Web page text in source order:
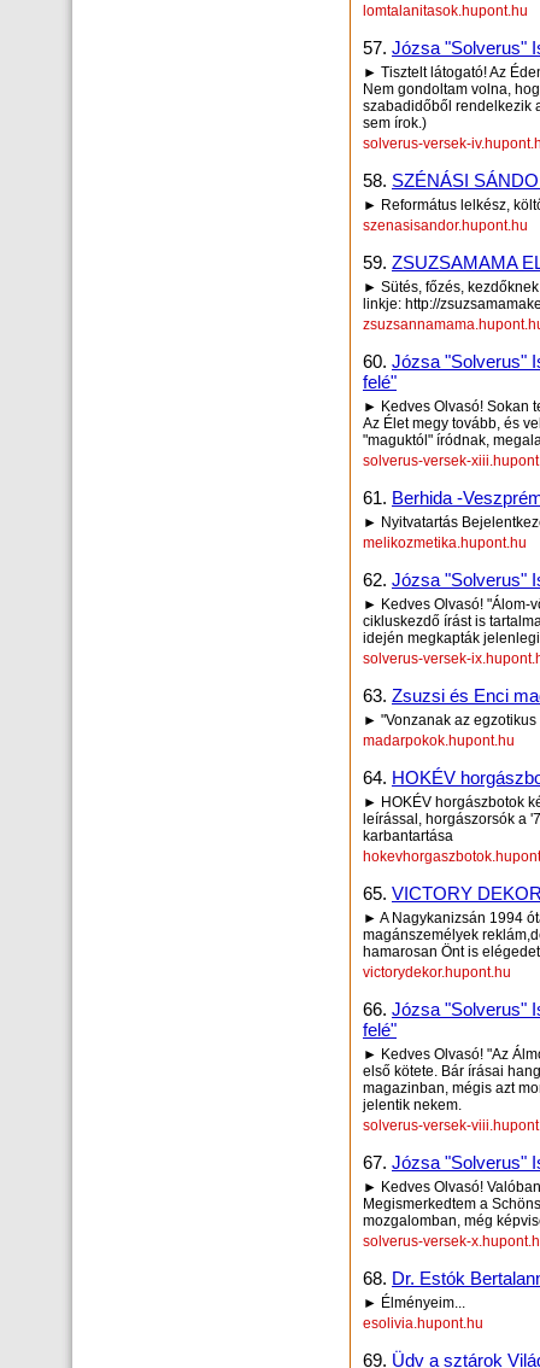
lomtalanitasok.hupont.hu
57. Józsa "Solverus"
► Tisztelt látogató! Az
Nem gondoltam volna,
szabadidőből rendelkezik
sem írok.)
solverus-versek-
58. SZÉNÁSI
► Református lelkész,
szenasisandor.hupont.hu
59. ZSUZSAMAMA
► Sütés, főzés,
linkje: http://
60. Józsa "Solverus"
felé"
► Kedves Olvasó! Sokan
Az Élet megy tovább, és
"maguktól" íródnak,
solverus-versek-
61. Berhida -
► Nyitvatartás
melikozmetika.hupont.hu
62. Józsa "Solverus"
► Kedves Olvasó! "Álom-
cikluskezdő írást is
idején megkapták
solverus-versek-
63. Zsuzsi és Enci
► "Vonzanak az
madarpokok.hupont.hu
64. HOKÉV
► HOKÉV horgászbotok
leírással, horgászorsók a
karbantartása
65. VICTORY
► A Nagykanizsán 1994
magánszemélyek
hamarosan Önt is
victorydekor.hupont.hu
66. Józsa "Solverus"
felé"
► Kedves Olvasó! "Az
első kötete. Bár írásai
magazinban, mégis azt
jelentik nekem.
solverus-versek-
67. Józsa "Solverus"
► Kedves Olvasó!
Megismerkedtem a
mozgalomban, még
solverus-versek-
68. Dr. Estók
► Élményeim...
esolivia.hupont.hu
69. Üdv a sztárok